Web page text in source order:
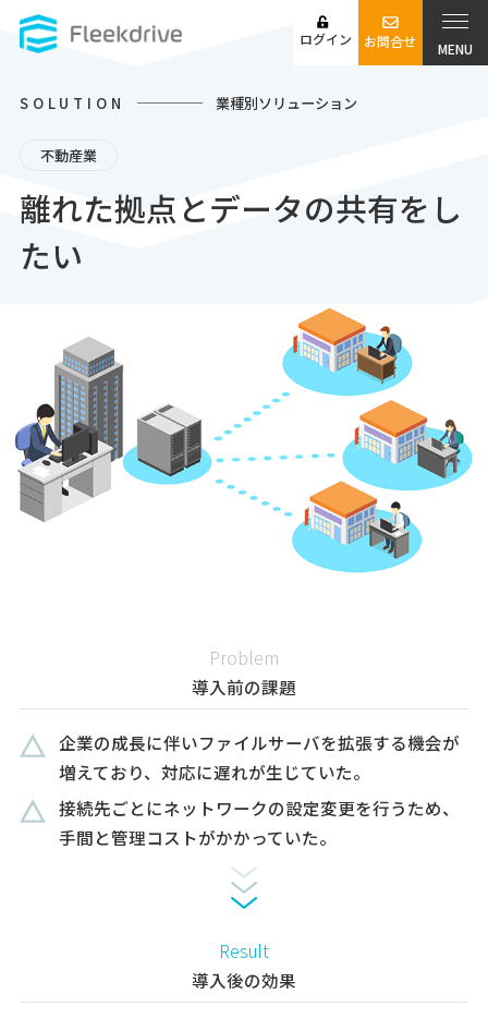
MENU
ログイン お問合せ
SOLUTION 業種別ソリューション
不動産業
離れた拠点とデータの共有をし
たい
Problem
導入前の課題
企業の成長に伴いファイルサーバを拡張する機会が
増えており、対応に遅れが生じていた。
接続先ごとにネットワークの設定変更を行うため、
手間と管理コストがかかっていた。
Result
導入後の効果